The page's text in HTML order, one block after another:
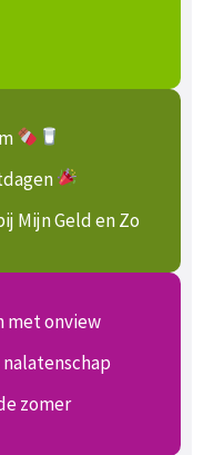
Mijn Geld en Zo
met onview
zomer